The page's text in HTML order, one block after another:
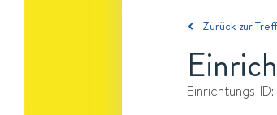
Zurück zur
Einrichtungs-ID: